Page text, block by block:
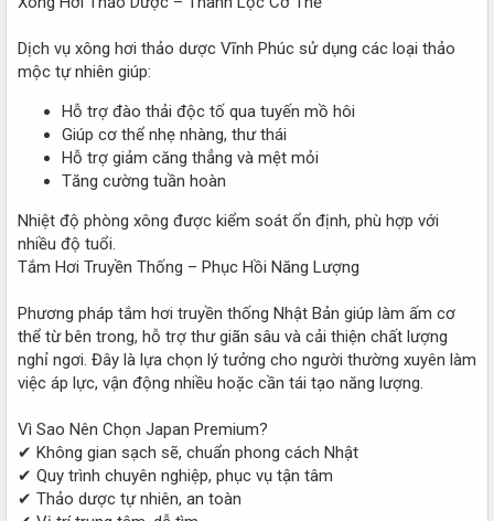
Dịch vụ xông hơi thảo dược Vĩnh Phúc sử dụng các loại thảo
mộc tự nhiên giúp:
Hỗ trợ đào thải độc tố qua tuyến mồ hôi
Giúp cơ thể nhẹ nhàng, thư thái
Hỗ trợ giảm căng thẳng và mệt mỏi
Tăng cường tuần hoàn
Nhiệt độ phòng xông được kiểm soát ổn định, phù hợp với
nhiều độ tuổi.
Tắm Hơi Truyền Thống – Phục Hồi Năng Lượng
Phương pháp tắm hơi truyền thống Nhật Bản giúp làm ấm cơ
thể từ bên trong, hỗ trợ thư giãn sâu và cải thiện chất lượng
nghỉ ngơi. Đây là lựa chọn lý tưởng cho người thường xuyên làm
việc áp lực, vận động nhiều hoặc cần tái tạo năng lượng.
Vì Sao Nên Chọn Japan Premium?
✔ Không gian sạch sẽ, chuẩn phong cách Nhật
✔ Quy trình chuyên nghiệp, phục vụ tận tâm
✔ Thảo dược tự nhiên, an toàn